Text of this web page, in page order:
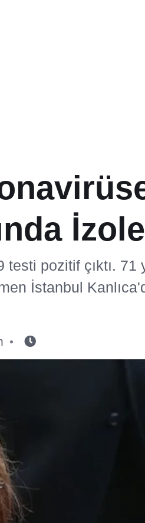
pozitif çıktı. 71
İstanbul